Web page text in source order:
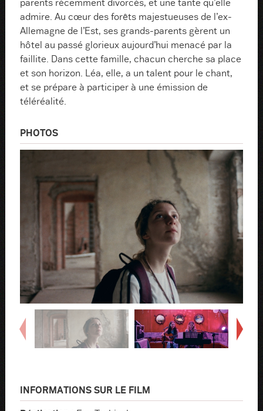
parents récemment divorcés, et une tante qu’elle
admire. Au cœur des forêts majestueuses de l’ex-
Allemagne de l’Est, ses grands-parents gèrent un
hôtel au passé glorieux aujourd’hui menacé par la
faillite. Dans cette famille, chacun cherche sa place
et son horizon. Léa, elle, a un talent pour le chant,
et se prépare à participer à une émission de
téléréalité.
PHOTOS
Précédent
INFORMATIONS SUR LE FILM